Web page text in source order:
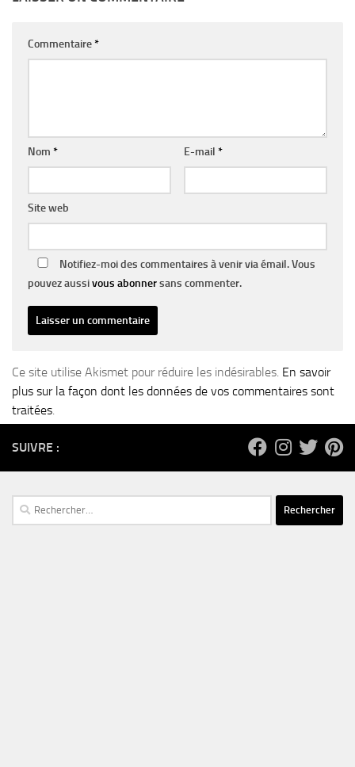
Commentaire*
Nom * E-mail *
Site web
Notifiez-moi des commentaires à venir via émail. Vous
pouvez aussivous abonnersans commenter.
Ce site utilise Akismet pour réduire les indésirables. En savoir
plus sur la façon dont les données de vos commentaires sont
traitées
SUIVRE :
Rechercher :